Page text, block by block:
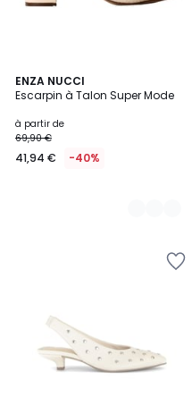
ENZA NUCCI
Escarpin à Talon Super Mode
à partir de
69,90 €
41,94 € -40%
2
Couleurs